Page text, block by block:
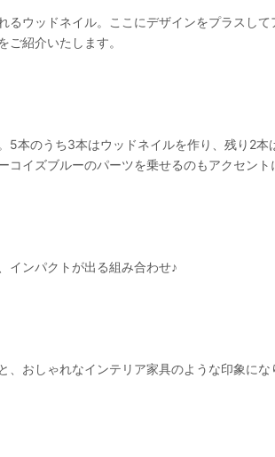
ウッドネイル。ここにデザインをプラスし
紹介いたします。
5本のうち3本はウッドネイルを作り、残り2
イズブルーのパーツを乗せるのもアクセント
インパクトが出る組み合わせ♪
おしゃれなインテリア家具のような印象にな